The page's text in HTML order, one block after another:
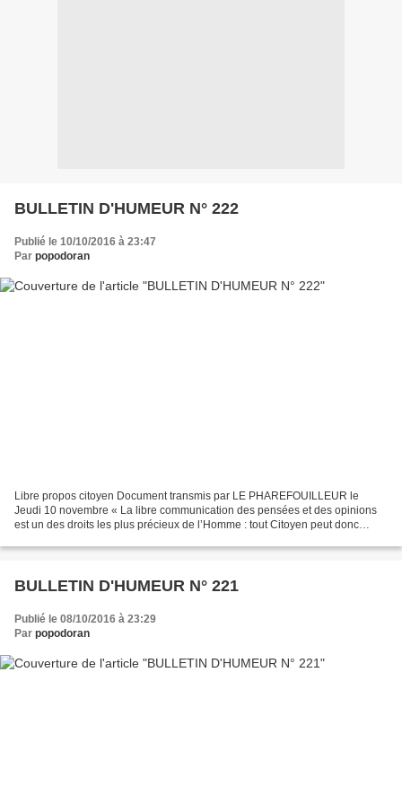
BULLETIN D'HUMEUR N° 222
Publié le 10/10/2016 à 23:47
Par popodoran
Libre propos citoyen Document transmis par LE PHAREFOUILLEUR le
Jeudi 10 novembre « La libre communication des pensées et des opinions
est un des droits les plus précieux de l’Homme : tout Citoyen peut donc
BULLETIN D'HUMEUR N° 221
Publié le 08/10/2016 à 23:29
Par popodoran